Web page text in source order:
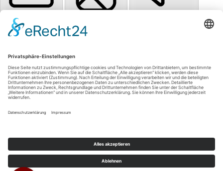
Tastaturnavigation
Titel hervorheben Inhalt hervorheben Animationen stoppen
Einstellungen zurücksetzen